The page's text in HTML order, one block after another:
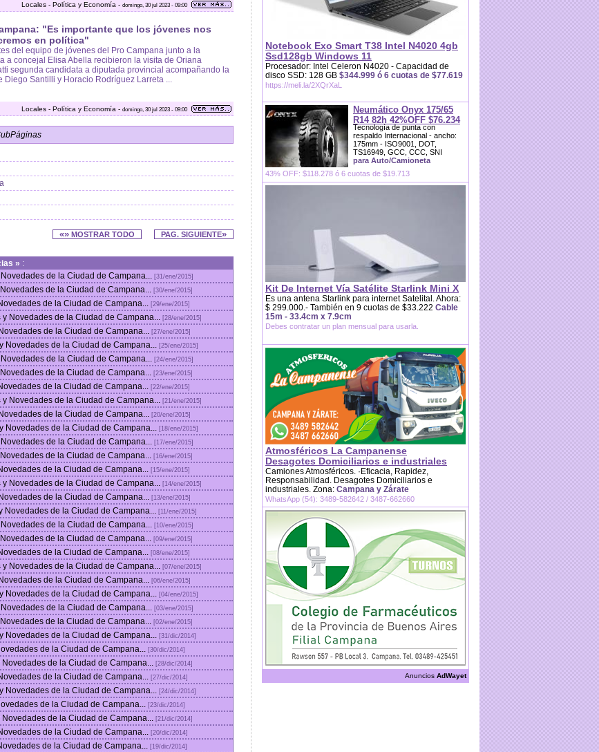
Locales - Política y Economía - domingo, 30 jul 2023 - 09:00
"Es importante que los jóvenes nos
en política"
del equipo de jóvenes del Pro Campana junto a la
a concejal Elisa Abella recibieron la visita de Oriana
segunda candidata a diputada provincial acompañando la
Diego Santilli y Horacio Rodríguez Larreta ...
Locales - Política y Economía - domingo, 30 jul 2023 - 09:00
«» MOSTRAR TODO PAG. SIGUIENTE»
» :
de la Ciudad de Campana... [31/ene/2015]
de la Ciudad de Campana... [30/ene/2015]
de la Ciudad de Campana... [29/ene/2015]
Novedades de la Ciudad de Campana... [28/ene/2015]
de la Ciudad de Campana... [27/ene/2015]
Novedades de la Ciudad de Campana... [25/ene/2015]
de la Ciudad de Campana... [24/ene/2015]
de la Ciudad de Campana... [23/ene/2015]
de la Ciudad de Campana... [22/ene/2015]
Novedades de la Ciudad de Campana... [21/ene/2015]
de la Ciudad de Campana... [20/ene/2015]
Novedades de la Ciudad de Campana... [18/ene/2015]
de la Ciudad de Campana... [17/ene/2015]
de la Ciudad de Campana... [16/ene/2015]
de la Ciudad de Campana... [15/ene/2015]
Novedades de la Ciudad de Campana... [14/ene/2015]
de la Ciudad de Campana... [13/ene/2015]
Novedades de la Ciudad de Campana... [11/ene/2015]
de la Ciudad de Campana... [10/ene/2015]
de la Ciudad de Campana... [09/ene/2015]
de la Ciudad de Campana... [08/ene/2015]
Novedades de la Ciudad de Campana... [07/ene/2015]
de la Ciudad de Campana... [06/ene/2015]
Novedades de la Ciudad de Campana... [04/ene/2015]
de la Ciudad de Campana... [03/ene/2015]
de la Ciudad de Campana... [02/ene/2015]
Novedades de la Ciudad de Campana... [31/dic/2014]
de la Ciudad de Campana... [30/dic/2014]
de la Ciudad de Campana... [28/dic/2014]
de la Ciudad de Campana... [27/dic/2014]
Novedades de la Ciudad de Campana... [24/dic/2014]
de la Ciudad de Campana... [23/dic/2014]
de la Ciudad de Campana... [21/dic/2014]
de la Ciudad de Campana... [20/dic/2014]
de la Ciudad de Campana... [19/dic/2014]
Notebook Exo Smart T38 Intel N4020 4gb
Ssd128gb Windows 11
Procesador: Intel Celeron N4020 - Capacidad de
disco SSD: 128 GB $344.999 ó 6 cuotas de $77.619
https://meli.la/2XQrXaL
Neumático Onyx 175/65
R14 82h 42%OFF $76.234
Tecnología de punta con
respaldo Internacional - ancho:
175mm - ISO9001, DOT,
TS16949, GCC, CCC, SNI
para Auto/Camioneta
43% OFF: $118.278 ó 6 cuotas de $19.713
Kit De Internet Vía Satélite Starlink Mini X
Es una antena Starlink para internet Satelital. Ahora:
$ 299.000.- También en 9 cuotas de $33.222 Cable
15m - 33.4cm x 7.9cm
Debes contratar un plan mensual para usarla.
Atmosféricos La Campanense
Desagotes Domiciliarios e industriales
Camiones Atmosféricos. ·Eficacia, Rapidez,
Responsabilidad. Desagotes Domiciliarios e
industriales. Zona: Campana y Zárate
WhatsApp (54): 3489-582642 / 3487-662660
Anuncios AdWayet